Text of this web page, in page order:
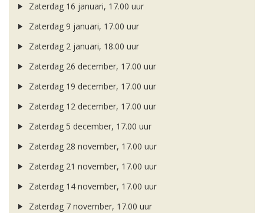
Zaterdag 16 januari, 17.00 uur
Zaterdag 9 januari, 17.00 uur
Zaterdag 2 januari, 18.00 uur
Zaterdag 26 december, 17.00 uur
Zaterdag 19 december, 17.00 uur
Zaterdag 12 december, 17.00 uur
Zaterdag 5 december, 17.00 uur
Zaterdag 28 november, 17.00 uur
Zaterdag 21 november, 17.00 uur
Zaterdag 14 november, 17.00 uur
Zaterdag 7 november, 17.00 uur